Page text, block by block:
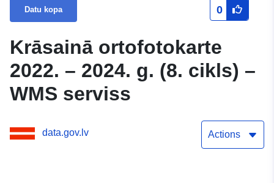
Datu kopa 0
Krāsainā ortofotokarte
2022. – 2024. g. (8. cikls) –
WMS serviss
data.gov.lv Actions